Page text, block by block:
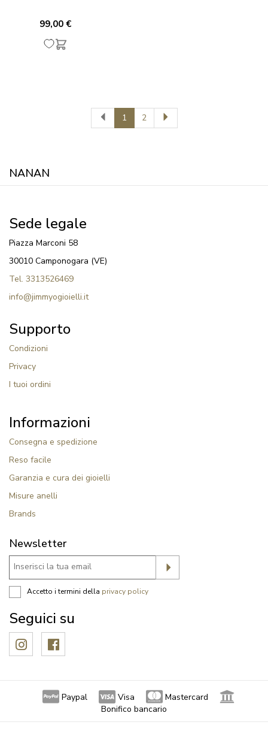
99,00 €
1 2
NANAN
Sede legale
Piazza Marconi 58
30010 Camponogara (VE)
Tel. 3313526469
info@jimmyogioielli.it
Supporto
Condizioni
Privacy
I tuoi ordini
Informazioni
Consegna e spedizione
Reso facile
Garanzia e cura dei gioielli
Misure anelli
Brands
Newsletter
Accetto i termini della privacy policy
Seguici su
Paypal Visa
Mastercard
Bonifico bancario